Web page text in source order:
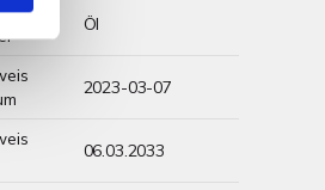
Öl
2023-03-07
06.03.2033